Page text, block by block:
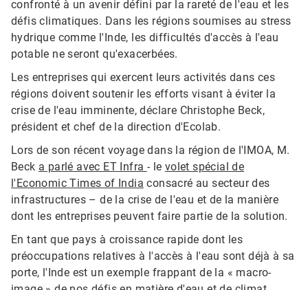
confronté à un avenir défini par la rareté de l'eau et les
défis climatiques.​​​​​​​ Dans les régions soumises au stress
hydrique comme l'Inde, les difficultés d'accès à l'eau
potable ne seront qu'exacerbées.
Les entreprises qui exercent leurs activités dans ces
régions doivent soutenir les efforts visant à éviter la
crise de l'eau imminente, déclare Christophe Beck,
président et chef de la direction d'Ecolab.​​​​​​​
Lors de son récent voyage dans la région de l'IMOA, M.
Beck a parlé avec ET Infra - le volet spécial de
l'Economic Times of India consacré au secteur des
infrastructures – de la crise de l'eau et de la manière
dont les entreprises peuvent faire partie de la solution.
En tant que pays à croissance rapide dont les
préoccupations relatives à l'accès à l'eau sont déjà à sa
porte, l'Inde est un exemple frappant de la « macro-